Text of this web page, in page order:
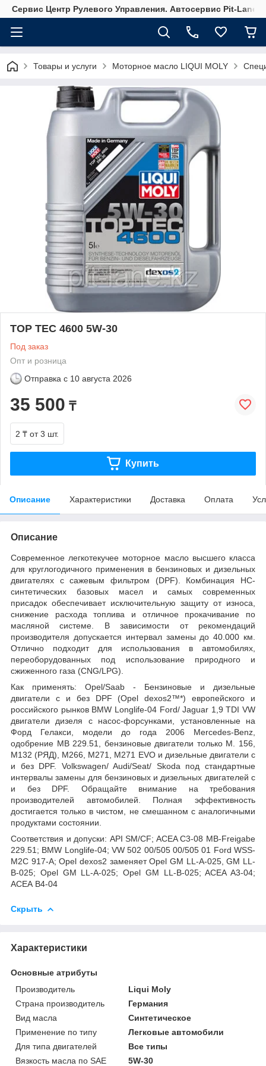
Сервис Центр Рулевого Управления. Автосервис Pit-Lane
Товары и услуги Моторное масло LIQUI MOLY
TOP TEC 4600 5W-30
Под заказ
Опт и розница
Отправка с 10 августа 2026
35 500 ₸
2 ₸ от 3 шт.
Купить
Описание Характеристики Доставка Оплата
Описание
Современное легкотекучее моторное масло высшего класса
для круглогодичного применения в бензиновых и дизельных
двигателях с сажевым фильтром (DPF). Комбинация НС-
синтетических базовых масел и самых современных
присадок обеспечивает исключительную защиту от износа,
снижение расхода топлива и отличное прокачивание по
масляной системе. В зависимости от рекомендаций
производителя допускается интервал замены до 40.000 км.
Отлично подходит для использования в автомобилях,
переоборудованных под использование природного и
сжиженного газа (CNG/LPG).
Как применять: Opel/Saab - Бензиновые и дизельные
двигатели с и без DPF (Opel dexos2™*) европейского и
российского рынков BMW Longlife-04 Ford/ Jaguar 1,9 TDI VW
двигатели дизеля с насос-форсунками, установленные на
Форд Гелакси, модели до года 2006 Mercedes-Benz,
одобрение MB 229.51, бензиновые двигатели только М. 156,
M132 (РЯД), M266, M271, M271 EVO и дизельные двигатели с
и без DPF. Volkswagen/ Audi/Seat/ Skoda под стандартные
интервалы замены для бензиновых и дизельных двигателей с
и без DPF. Обращайте внимание на требования
производителей автомобилей. Полная эффективность
достигается только в чистом, не смешанном с аналогичными
продуктами состоянии.
Соответствия и допуски: API SM/CF; ACEA C3-08 MB-Freigabe
229.51; BMW Longlife-04; VW 502 00/505 00/505 01 Ford WSS-
M2C 917-A; Opel dexos2 заменяет Opel GM LL-A-025, GM LL-
B-025; Opel GM LL-A-025; Opel GM LL-B-025; ACEA A3-04;
АСЕА B4-04
Скрыть
Характеристики
Основные атрибуты
Производитель
Liqui Moly
Страна производитель
Германия
Вид масла
Синтетическое
Применение по типу
Легковые автомобили
Для типа двигателей
Все типы
Вязкость масла по SAE
5W-30